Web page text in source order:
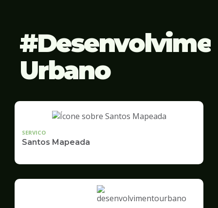
Urbano
SERVICO
Santos Mapeada
Ilustração